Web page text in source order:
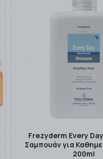
Frezyderm Every
Σαμπουάν για
200ml